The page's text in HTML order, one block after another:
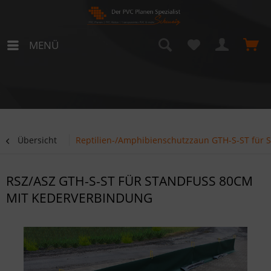
MENÜ
Übersicht Reptilien-/Amphibienschutzzaun GTH-S-ST für
RSZ/ASZ GTH-S-ST FÜR STANDFUSS 80CM M
IT KEDERVERBINDUNG